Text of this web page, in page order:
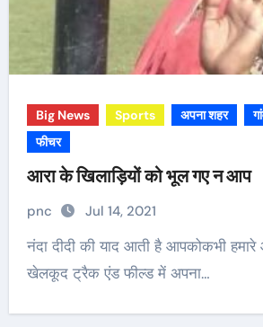
Big News Sports अपना शहर
फीचर
आरा के खिलाड़ियों को भूल गए न आप
pnc Jul 14, 2021
नंदा दीदी की याद आती है आपकोकभी हमारे आरा शहर ने भी
खेलकूद ट्रैक एंड फील्ड में अपना…